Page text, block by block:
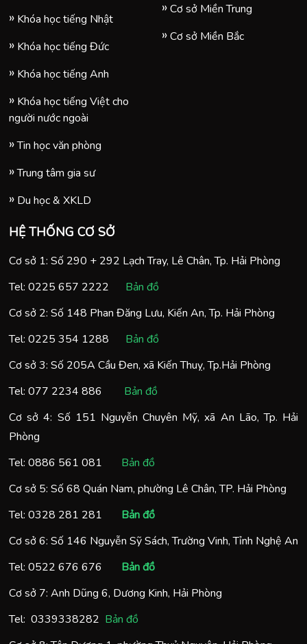
Khóa học tiếng Nhật
Khóa học tiếng Đức
Khóa học tiếng Anh
Khóa học tiếng Việt cho
người nước ngoài
Tin học văn phòng
Trung tâm gia sư
Du học & XKLD
Cơ sở Miền Trung
Cơ sở Miền Bắc
HỆ THỐNG CƠ SỞ
Cơ sở 1: Số 290 + 292 Lạch Tray, Lê Chân, Tp. Hải Phòng
Tel: 0225 657 2222
Bản đồ
Cơ sở 2: Số 148 Phan Đăng Lưu, Kiến An, Tp. Hải Phòng
Tel: 0225 354 1288
Bản đồ
Cơ sở 3: Số 205A Cầu Đen, xã Kiến Thuỵ, Tp.Hải Phòng
Tel: 077 2234 886
Bản đồ
Cơ sở 4: Số 151 Nguyễn Chuyên Mỹ, xã An Lão, Tp. Hải
Phòng
Tel: 0886 561 081
Bản đồ
Cơ sở 5: Số 68 Quán Nam, phường Lê Chân, TP. Hải Phòng
Tel: 0328 281 281
Bản đồ
Cơ sở 6: Số 146 Nguyễn Sỹ Sách, Trường Vinh, Tỉnh Nghệ An
Tel: 0522 676 676
Bản đồ
Cơ sở 7: Anh Dũng 6, Dương Kinh, Hải Phòng
Tel: 0339338282 Bản đồ